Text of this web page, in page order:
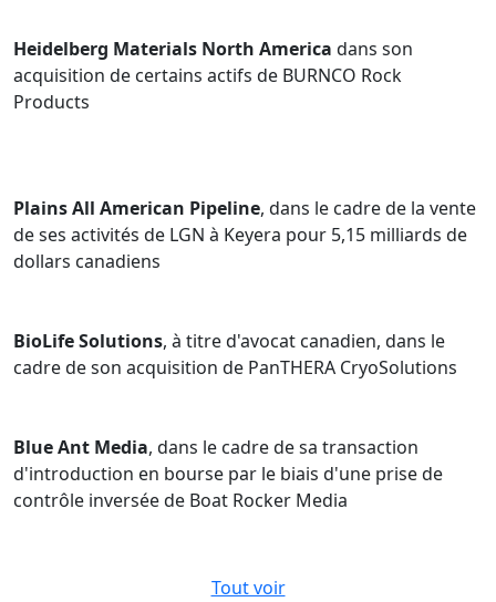
Heidelberg Materials North America dans son
acquisition de certains actifs de BURNCO Rock
Products
Plains All American Pipeline, dans le cadre de la vente
de ses activités de LGN à Keyera pour 5,15 milliards de
dollars canadiens
BioLife Solutions, à titre d'avocat canadien, dans le
cadre de son acquisition de PanTHERA CryoSolutions
Blue Ant Media, dans le cadre de sa transaction
d'introduction en bourse par le biais d'une prise de
contrôle inversée de Boat Rocker Media
Tout voir